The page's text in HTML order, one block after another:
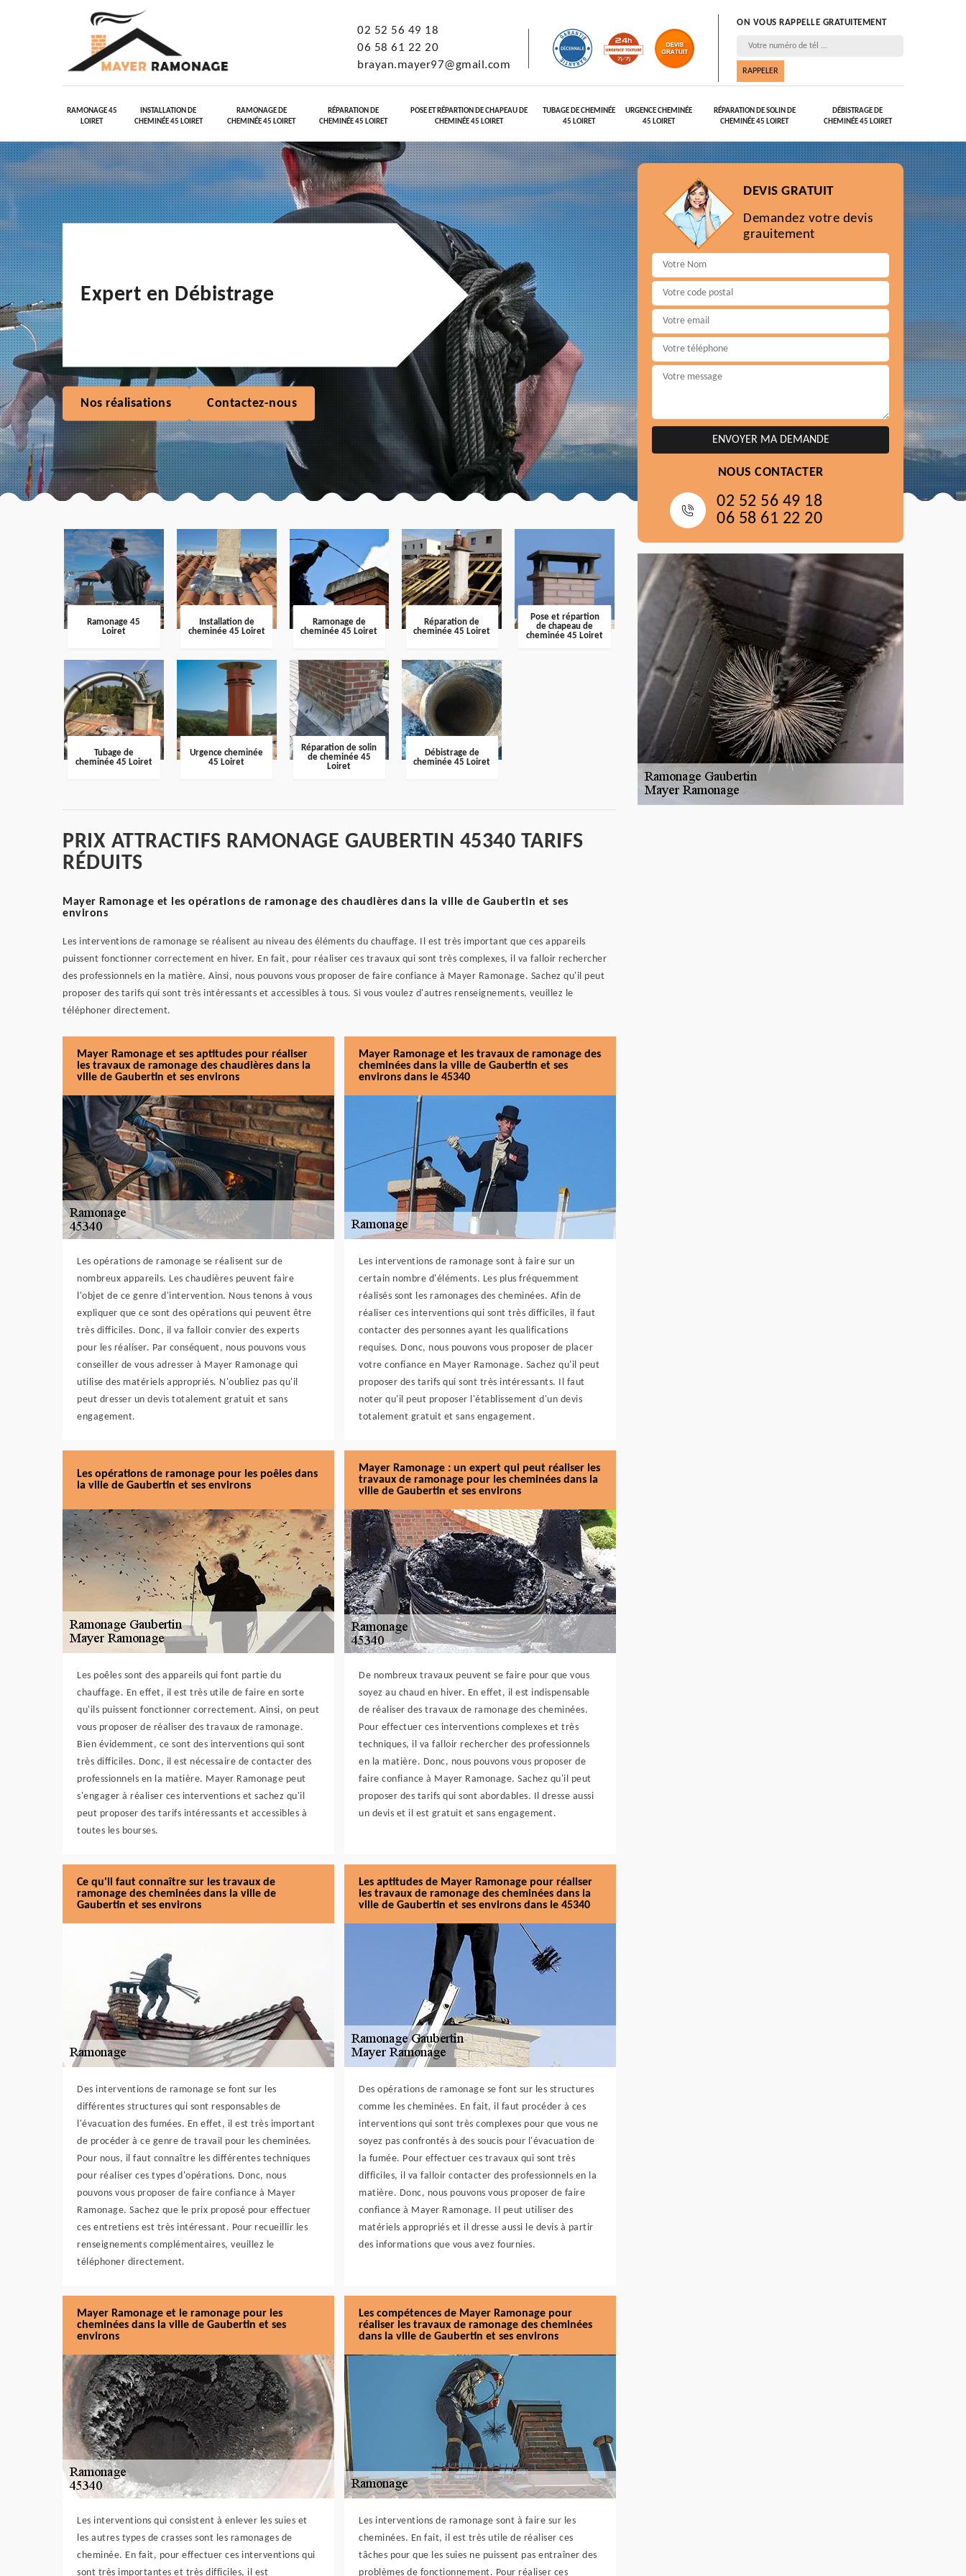
02 52 56 49 18
06 58 61 22 20
brayan.mayer97@gmail.com
ON VOUS RAPPELLE GRATUITEMENT
RAMONAGE 45
LOIRET
INSTALLATION DE
CHEMINÉE 45 LOIRET
RAMONAGE DE
CHEMINÉE 45 LOIRET
RÉPARATION DE
CHEMINÉE 45 LOIRET
POSE ET RÉPARTION DE CHAPEAU DE
CHEMINÉE 45 LOIRET
TUBAGE DE CHEMINÉE
45 LOIRET
URGENCE CHEMINÉE
45 LOIRET
RÉPARATION DE SOLIN DE
CHEMINÉE 45 LOIRET
DÉBISTRAGE DE
CHEMINÉE 45 LOIRET
Expert en Débistrage
Nos réalisations Contactez-nous
Ramonage 45
Loiret
Installation de
cheminée 45 Loiret
Ramonage de
cheminée 45 Loiret
Réparation de
cheminée 45 Loiret
Pose et répartion
de chapeau de
cheminée 45 Loiret
Tubage de
cheminée 45 Loiret
Urgence cheminée
45 Loiret
Réparation de solin
de cheminée 45
Loiret
Débistrage de
cheminée 45 Loiret
PRIX ATTRACTIFS RAMONAGE GAUBERTIN 45340 TARIFS
RÉDUITS
Mayer Ramonage et les opérations de ramonage des chaudières dans la ville de Gaubertin et ses
environs
Les interventions de ramonage se réalisent au niveau des éléments du chauffage. Il est très important que ces appareils
puissent fonctionner correctement en hiver. En fait, pour réaliser ces travaux qui sont très complexes, il va falloir rechercher
des professionnels en la matière. Ainsi, nous pouvons vous proposer de faire confiance à Mayer Ramonage. Sachez qu'il peut
proposer des tarifs qui sont très intéressants et accessibles à tous. Si vous voulez d'autres renseignements, veuillez le
téléphoner directement.
Mayer Ramonage et ses aptitudes pour réaliser
les travaux de ramonage des chaudières dans la
ville de Gaubertin et ses environs
Les opérations de ramonage se réalisent sur de
nombreux appareils. Les chaudières peuvent faire
l'objet de ce genre d'intervention. Nous tenons à vous
expliquer que ce sont des opérations qui peuvent être
très difficiles. Donc, il va falloir convier des experts
pour les réaliser. Par conséquent, nous pouvons vous
conseiller de vous adresser à Mayer Ramonage qui
utilise des matériels appropriés. N'oubliez pas qu'il
peut dresser un devis totalement gratuit et sans
engagement.
Mayer Ramonage et les travaux de ramonage des
cheminées dans la ville de Gaubertin et ses
environs dans le 45340
Les interventions de ramonage sont à faire sur un
certain nombre d'éléments. Les plus fréquemment
réalisés sont les ramonages des cheminées. Afin de
réaliser ces interventions qui sont très difficiles, il faut
contacter des personnes ayant les qualifications
requises. Donc, nous pouvons vous proposer de placer
votre confiance en Mayer Ramonage. Sachez qu'il peut
proposer des tarifs qui sont très intéressants. Il faut
noter qu'il peut proposer l'établissement d'un devis
totalement gratuit et sans engagement.
Les opérations de ramonage pour les poêles dans
la ville de Gaubertin et ses environs
Les poêles sont des appareils qui font partie du
chauffage. En effet, il est très utile de faire en sorte
qu'ils puissent fonctionner correctement. Ainsi, on peut
vous proposer de réaliser des travaux de ramonage.
Bien évidemment, ce sont des interventions qui sont
très difficiles. Donc, il est nécessaire de contacter des
professionnels en la matière. Mayer Ramonage peut
s'engager à réaliser ces interventions et sachez qu'il
peut proposer des tarifs intéressants et accessibles à
toutes les bourses.
Mayer Ramonage : un expert qui peut réaliser les
travaux de ramonage pour les cheminées dans la
ville de Gaubertin et ses environs
De nombreux travaux peuvent se faire pour que vous
soyez au chaud en hiver. En effet, il est indispensable
de réaliser des travaux de ramonage des cheminées.
Pour effectuer ces interventions complexes et très
techniques, il va falloir rechercher des professionnels
en la matière. Donc, nous pouvons vous proposer de
faire confiance à Mayer Ramonage. Sachez qu'il peut
proposer des tarifs qui sont abordables. Il dresse aussi
un devis et il est gratuit et sans engagement.
Ce qu'il faut connaître sur les travaux de
ramonage des cheminées dans la ville de
Gaubertin et ses environs
Des interventions de ramonage se font sur les
différentes structures qui sont responsables de
l'évacuation des fumées. En effet, il est très important
de procéder à ce genre de travail pour les cheminées.
Pour nous, il faut connaître les différentes techniques
pour réaliser ces types d'opérations. Donc, nous
pouvons vous proposer de faire confiance à Mayer
Ramonage. Sachez que le prix proposé pour effectuer
ces entretiens est très intéressant. Pour recueillir les
renseignements complémentaires, veuillez le
téléphoner directement.
Les aptitudes de Mayer Ramonage pour réaliser
les travaux de ramonage des cheminées dans la
ville de Gaubertin et ses environs dans le 45340
Des opérations de ramonage se font sur les structures
comme les cheminées. En fait, il faut procéder à ces
interventions qui sont très complexes pour que vous ne
soyez pas confrontés à des soucis pour l'évacuation de
la fumée. Pour effectuer ces travaux qui sont très
difficiles, il va falloir contacter des professionnels en la
matière. Donc, nous pouvons vous proposer de faire
confiance à Mayer Ramonage. Il peut utiliser des
matériels appropriés et il dresse aussi le devis à partir
des informations que vous avez fournies.
Mayer Ramonage et le ramonage pour les
cheminées dans la ville de Gaubertin et ses
environs
Les interventions qui consistent à enlever les suies et
les autres types de crasses sont les ramonages de
cheminée. En fait, pour effectuer ces interventions qui
sont très importantes et très difficiles, il est
Les compétences de Mayer Ramonage pour
réaliser les travaux de ramonage des cheminées
dans la ville de Gaubertin et ses environs
Les interventions de ramonage sont à faire sur les
cheminées. En fait, il est très utile de réaliser ces
tâches pour que les suies ne puissent pas entraîner des
problèmes de fonctionnement. Pour réaliser ces
DEVIS GRATUIT
Demandez votre devis
grauitement
NOUS CONTACTER
02 52 56 49 18
06 58 61 22 20